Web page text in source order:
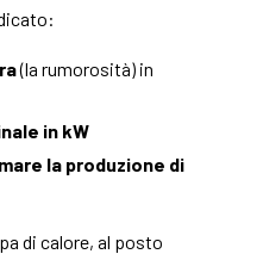
(la rumorosità) in
in kW
la produzione di
di calore, al posto